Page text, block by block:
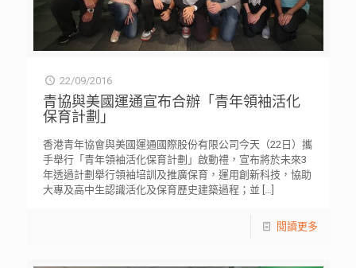
22/09/2016
青協與美國運通宣布合辦「青年領袖活化
保育計劃」
香港青年協會與美國運通國際股份有限公司今天（22日）攜
手舉行「青年領袖活化保育計劃」啟動禮，宣布將於未來3
年透過計劃舉行領袖培訓及推廣保育，運用創新科技，協助
大專及高中生認識活化及保育歷史建築過程；並 […]
閱讀更多